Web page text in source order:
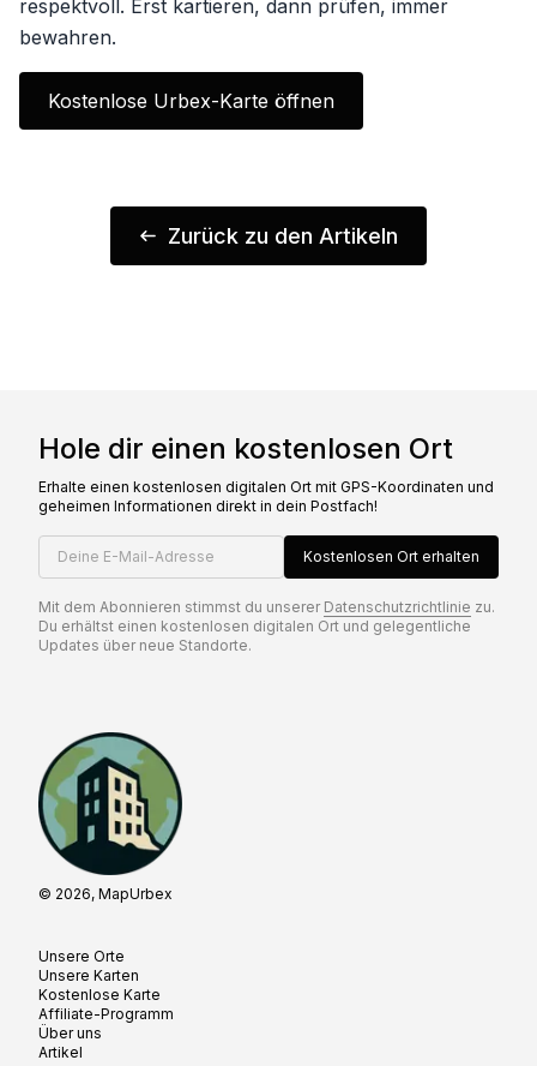
respektvoll. Erst kartieren, dann prüfen, immer
bewahren.
Kostenlose Urbex-Karte öffnen
Zurück zu den Artikeln
© 2026, MapUrbex
Unsere Orte
Unsere Karten
Kostenlose Karte
Affiliate-Programm
Über uns
Artikel
Hole dir einen kostenlosen Ort
Erhalte einen kostenlosen digitalen Ort mit GPS-Koordinaten und
geheimen Informationen direkt in dein Postfach!
Deine E-Mail-Adresse Kostenlosen Ort erhalten
Mit dem Abonnieren stimmst du unserer Datenschutzrichtlinie zu.
Du erhältst einen kostenlosen digitalen Ort und gelegentliche
Updates über neue Standorte.